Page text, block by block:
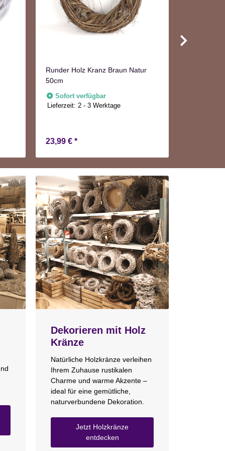
Runder Holz Kranz Braun Natur
50cm
Sofort verfügbar
Lieferzeit: 2 - 3 Werktage
23,99 € *
Dekorieren mit Holz
Kränze
Natürliche Holzkränze verleihen
Ihrem Zuhause rustikalen
Charme und warme Akzente –
ideal für eine gemütliche,
naturverbundene Dekoration.
Jetzt Holzkränze
entdecken